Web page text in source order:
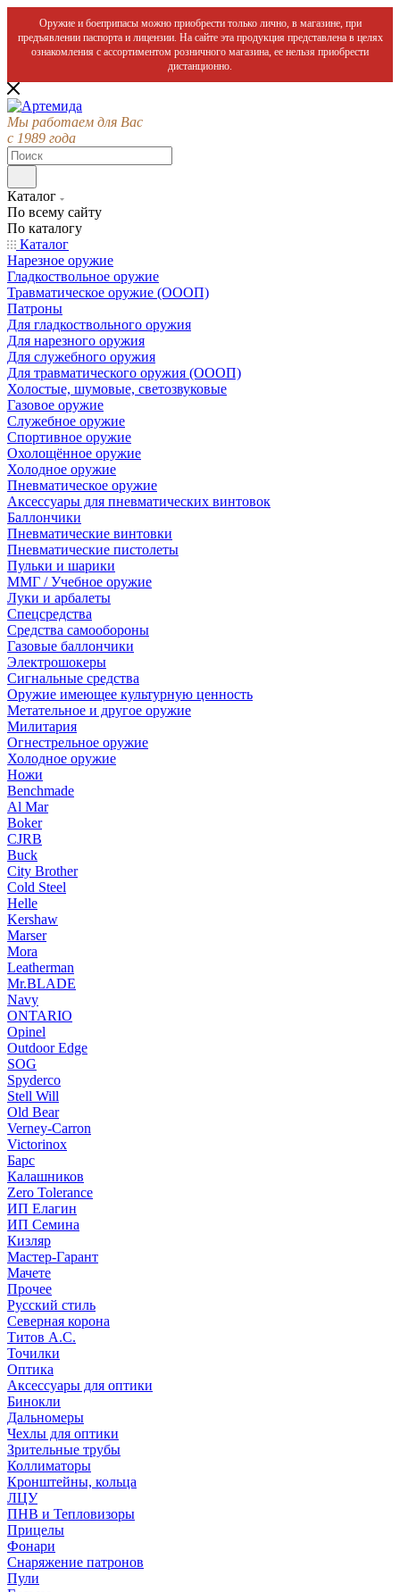
Оружие и боеприпасы можно приобрести только лично, в магазине, при
предъявлении паспорта и лицензии. На сайте эта продукция представлена в целях
ознакомления с ассортиментом розничного магазина, ее нельзя приобрести
дистанционно.
Мы работаем для Вас
с 1989 года
Каталог
По всему сайту
По каталогу
Каталог
Нарезное оружие
Гладкоствольное оружие
Травматическое оружие (ОООП)
Патроны
Для гладкоствольного оружия
Для нарезного оружия
Для служебного оружия
Для травматического оружия (ОООП)
Холостые, шумовые, светозвуковые
Газовое оружие
Служебное оружие
Спортивное оружие
Охолощённое оружие
Холодное оружие
Пневматическое оружие
Аксессуары для пневматических винтовок
Баллончики
Пневматические винтовки
Пневматические пистолеты
Пульки и шарики
ММГ / Учебное оружие
Луки и арбалеты
Спецсредства
Средства самообороны
Газовые баллончики
Электрошокеры
Сигнальные средства
Оружие имеющее культурную ценность
Метательное и другое оружие
Милитария
Огнестрельное оружие
Холодное оружие
Ножи
Benchmade
Al Mar
Boker
CJRB
Buck
City Brother
Cold Steel
Helle
Kershaw
Marser
Mora
Leatherman
Mr.BLADE
Navy
ONTARIO
Opinel
Outdoor Edge
SOG
Spyderco
Stell Will
Old Bear
Verney-Carron
Victorinox
Барс
Калашников
Zero Tolerance
ИП Елагин
ИП Семина
Кизляр
Мастер-Гарант
Мачете
Прочее
Русский стиль
Северная корона
Титов А.С.
Точилки
Оптика
Аксессуары для оптики
Бинокли
Дальномеры
Чехлы для оптики
Зрительные трубы
Коллиматоры
Кронштейны, кольца
ЛЦУ
ПНВ и Тепловизоры
Прицелы
Фонари
Снаряжение патронов
Пули